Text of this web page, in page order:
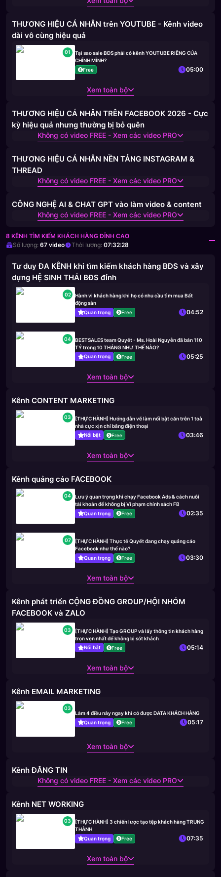
THƯƠNG HIỆU CÁ NHÂN trên YOUTUBE - Kênh video
dài vô cùng hiệu quả
01
Tại sao sale BĐS phải có kênh YOUTUBE RIÊNG CỦA
CHÍNH MÌNH?
Free
05:00
Xem toàn bộ
THƯƠNG HIỆU CÁ NHÂN TRÊN FACEBOOK 2026 - Cực
kỳ hiệu quả nhưng thường bị bỏ quên
Không có video FREE - Xem các video PRO
THƯƠNG HIỆU CÁ NHÂN NỀN TẢNG INSTAGRAM &
THREAD
Không có video FREE - Xem các video PRO
CÔNG NGHỆ AI & CHAT GPT vào làm video & content
Không có video FREE - Xem các video PRO
8 KÊNH TÌM KIẾM KHÁCH HÀNG ĐỈNH CAO
Số lượng: 67 video Thời lượng: 07:32:28
Tư duy ĐA KÊNH khi tìm kiếm khách hàng BĐS và xây
dựng HỆ SINH THÁI BĐS đỉnh
02
Hành vi khách hàng khi họ có nhu cầu tìm mua Bất
động sản
Quan trọng
Free 04:52
04
BESTSALES team Quyết - Ms. Hoài Nguyễn đã bán 110
TỶ trong 10 THÁNG NHƯ THẾ NÀO?
Quan trọng
Free 05:25
Xem toàn bộ
Kênh CONTENT MARKETING
03
[THỰC HÀNH] Hướng dẫn vẽ làm nổi bật căn trên 1 toà
nhà cực xịn chỉ bằng điện thoại
Nổi bật
Free 03:46
Xem toàn bộ
Kênh quảng cáo FACEBOOK
04
Lưu ý quan trọng khi chạy Facebook Ads & cách nuôi
tài khoản để không bị Vi phạm chính sách FB
Quan trọng
Free 02:35
07
[THỰC HÀNH] Thực tế Quyết đang chạy quảng cáo
Facebook như thế nào?
Quan trọng
Free 03:30
Xem toàn bộ
Kênh phát triển CỘNG ĐỒNG GROUP/HỘI NHÓM
FACEBOOK và ZALO
03
[THỰC HÀNH] Tạo GROUP và lấy thông tin khách hàng
trọn vẹn nhất để không bị sót khách
Nổi bật
Free 05:14
Xem toàn bộ
Kênh EMAIL MARKETING
03
Làm 4 điều này ngay khi có được DATA KHÁCH HÀNG
Quan trọng
Free 05:17
Xem toàn bộ
Kênh ĐĂNG TIN
Không có video FREE - Xem các video PRO
Kênh NET WORKING
03
[THỰC HÀNH] 3 chiến lược tạo tệp khách hàng TRUNG
THÀNH
Quan trọng
Free 07:35
Xem toàn bộ